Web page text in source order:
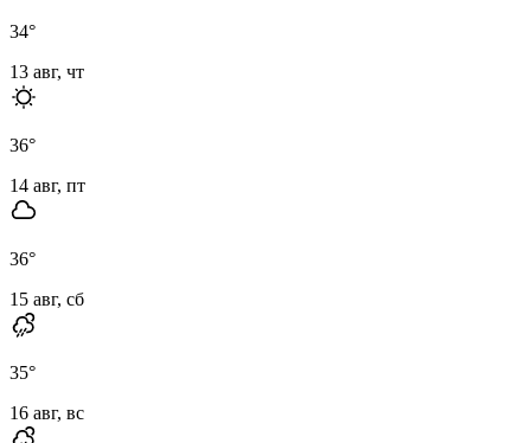
34°
13 авг, чт
36°
14 авг, пт
36°
15 авг, сб
35°
16 авг, вс